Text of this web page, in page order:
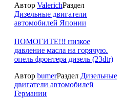
Автор ValerichРаздел
Дизельные двигатели
автомобилей Японии
ПОМОГИТЕ!!! низкое
давление масла на горячую.
опель фронтера дизель (23dtr)
Автор bumerРаздел Дизельные
двигатели автомобилей
Германии